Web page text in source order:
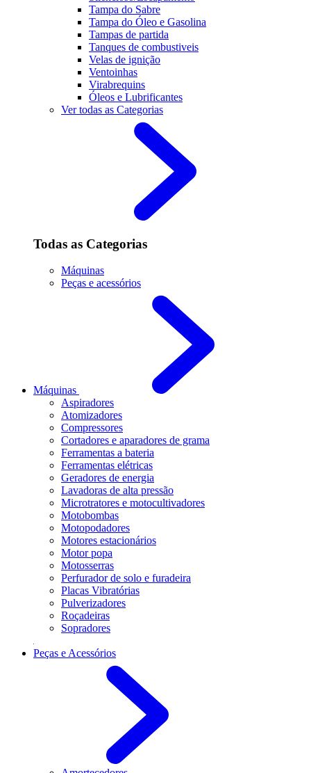
Tampa do Sabre
Tampa do Óleo e Gasolina
Tampas de partida
Tanques de combustiveis
Velas de ignição
Ventoinhas
Virabrequins
Óleos e Lubrificantes
Ver todas as Categorias
Todas as Categorias
Máquinas
Peças e acessórios
Máquinas
Aspiradores
Atomizadores
Compressores
Cortadores e aparadores de grama
Ferramentas a bateria
Ferramentas elétricas
Geradores de energia
Lavadoras de alta pressão
Microtratores e motocultivadores
Motobombas
Motopodadores
Motores estacionários
Motor popa
Motosserras
Perfurador de solo e furadeira
Placas Vibratórias
Pulverizadores
Roçadeiras
Sopradores
Peças e Acessórios